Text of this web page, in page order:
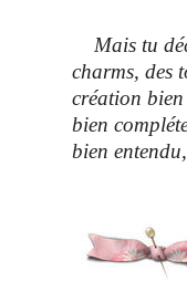
Mais tu
charms, des
création
bien
bien